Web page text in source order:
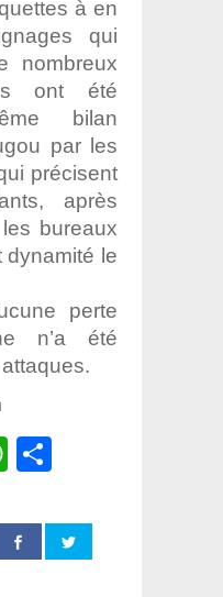
à en
qui
nombreux
ont été
bilan
par les
précisent
après
bureaux
dynamité le
perte
n’a été
WhatsApp